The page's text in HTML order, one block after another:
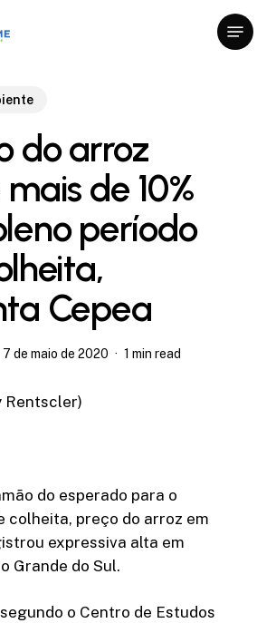
Menu
do arroz
de 10%
período
Cepea
7 de maio de 2020 1 min read
Rentscler)
do esperado para o
colheita, preço do arroz em
expressiva alta em
Grande do Sul.
o Centro de Estudos